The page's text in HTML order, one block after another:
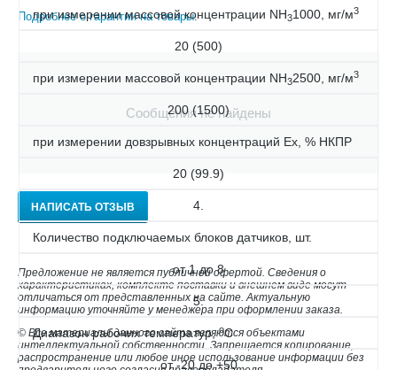
при измерении массовой концентрации NH31000, мг/м3
20 (500)
при измерении массовой концентрации NH32500, мг/м3
200 (1500)
при измерении довзрывных концентраций Ех, % НКПР
20 (99.9)
4.
Количество подключаемых блоков датчиков, шт.
от 1 до 8
5.
Диапазон рабочих температур,оС
от -20 до +50
Подробнее о гарантии на товары.
Сообщения не найдены
НАПИСАТЬ ОТЗЫВ
Предложение не является публичной офертой. Сведения о
характеристиках, комплекте поставки и внешнем виде могут
отличаться от представленных на сайте. Актуальную
информацию уточняйте у менеджера при оформлении заказа.
© Все материалы данного сайта являются объектами
интеллектуальной собственности. Запрещается копирование,
распространение или любое иное использование информации без